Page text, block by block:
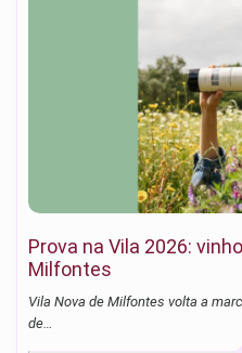
Prova na Vila 2026:
Milfontes
Vila Nova de Milfontes volta a
de…